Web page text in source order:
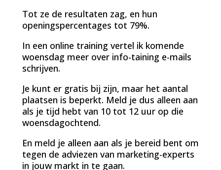
Tot ze de resultaten zag, en hun
openingspercentages tot 79%.
In een online training vertel ik komende
woensdag meer over info-taining e-mails
schrijven.
Je kunt er gratis bij zijn, maar het aantal
plaatsen is beperkt. Meld je dus alleen aan
als je tijd hebt van 10 tot 12 uur op die
woensdagochtend.
En meld je alleen aan als je bereid bent om
tegen de adviezen van marketing-experts
in jouw markt in te gaan.